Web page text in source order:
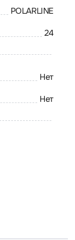
POLARLINE
24
Нет
Нет